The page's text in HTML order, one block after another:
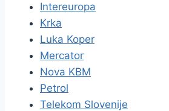
Intereuropa
Krka
Luka Koper
Mercator
Nova KBM
Petrol
Telekom Slovenije